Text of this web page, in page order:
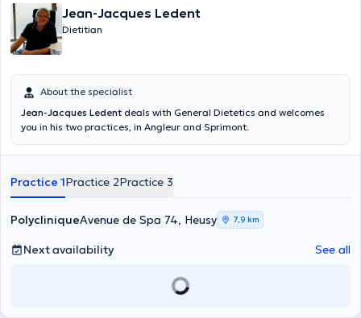
Jean-Jacques Ledent
Dietitian
About the specialist
Jean-Jacques Ledent deals with General Dietetics and welcomes
you in his two practices, in Angleur and Sprimont.
Practice 1Practice 2Practice 3
PolycliniqueAvenue de Spa 74, Heusy 7,9 km
Next availability See all